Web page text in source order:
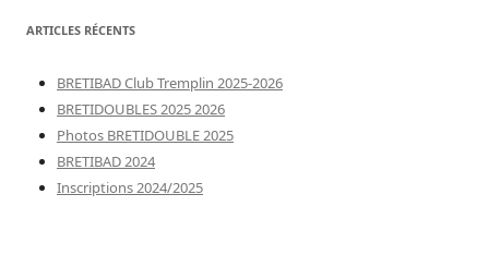
ARTICLES RÉCENTS
BRETIBAD Club Tremplin 2025-2026
BRETIDOUBLES 2025 2026
Photos BRETIDOUBLE 2025
BRETIBAD 2024
Inscriptions 2024/2025